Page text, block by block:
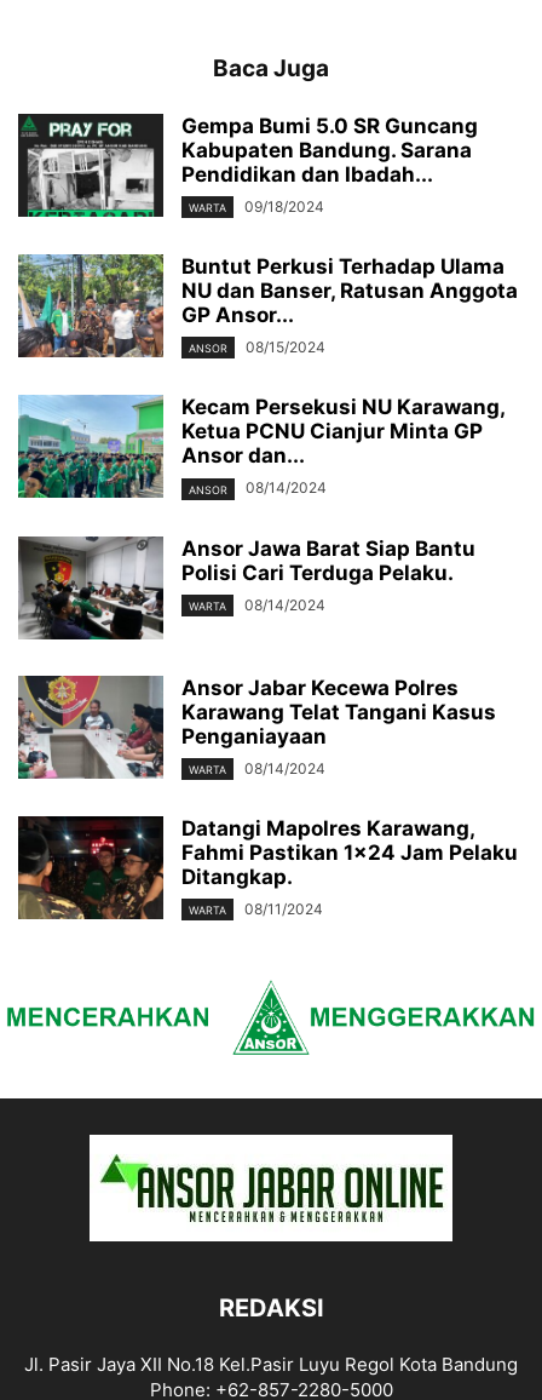
Baca Juga
Gempa Bumi 5.0 SR Guncang
Kabupaten Bandung. Sarana
Pendidikan dan Ibadah...
WARTA 09/18/2024
Buntut Perkusi Terhadap Ulama
NU dan Banser, Ratusan Anggota
GP Ansor...
ANSOR 08/15/2024
Kecam Persekusi NU Karawang,
Ketua PCNU Cianjur Minta GP
Ansor dan...
ANSOR 08/14/2024
Ansor Jawa Barat Siap Bantu
Polisi Cari Terduga Pelaku.
WARTA 08/14/2024
Ansor Jabar Kecewa Polres
Karawang Telat Tangani Kasus
Penganiayaan
WARTA 08/14/2024
Datangi Mapolres Karawang,
Fahmi Pastikan 1×24 Jam Pelaku
Ditangkap.
WARTA 08/11/2024
REDAKSI
Jl. Pasir Jaya XII No.18 Kel.Pasir Luyu Regol Kota Bandung
Phone: +62-857-2280-5000